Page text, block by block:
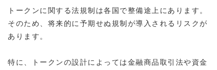
トークンに関する法規制は各国で整備途上にあります。
そのため、将来的に予期せぬ規制が導入されるリスクが
あります。
特に、トークンの設計によっては金融商品取引法や資金